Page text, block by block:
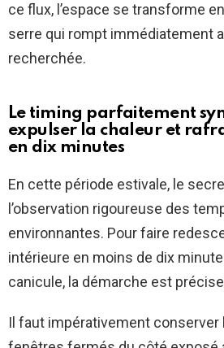
ce flux, l’espace se transforme
serre qui rompt immédiatement
recherchée.
Le timing parfaitement
expulser la chaleur et
en dix minutes
En cette période estivale, le
l’observation rigoureuse des
environnantes. Pour faire
intérieure en moins de dix
canicule, la démarche est
Il faut impérativement conserver